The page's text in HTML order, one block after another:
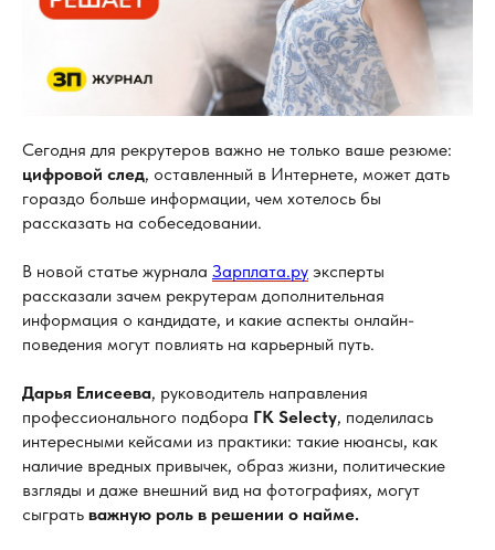
Сегодня для рекрутеров важно не только ваше резюме:
цифровой след, оставленный в Интернете, может дать
гораздо больше информации, чем хотелось бы
рассказать на собеседовании.
В новой статье журнала Зарплата.ру эксперты
рассказали зачем рекрутерам дополнительная
информация о кандидате, и какие аспекты онлайн-
поведения могут повлиять на карьерный путь.
Дарья Елисеева, руководитель направления
профессионального подбора ГК Selecty, поделилась
интересными кейсами из практики: такие нюансы, как
наличие вредных привычек, образ жизни, политические
взгляды и даже внешний вид на фотографиях, могут
сыграть важную роль в решении о найме.